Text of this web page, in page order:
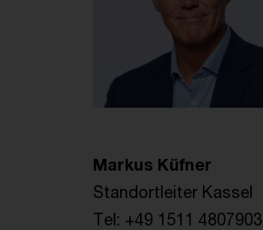
Markus Küfner
Standortleiter Kassel
Tel: +49 1511 4807903